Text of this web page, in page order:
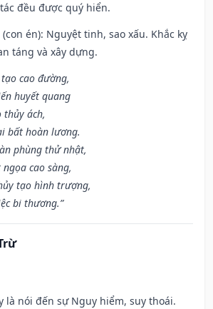
đều được quý hiển.
én): Nguyệt tinh, sao xấu. Khắc kỵ
táng và xây dựng.
cao đường,
huyết quang
thủy ách,
bất hoàn lương.
phùng thử nhật,
cao sàng,
tạo hình trượng,
bi thương.”
là nói đến sự Nguy hiểm, suy thoái.